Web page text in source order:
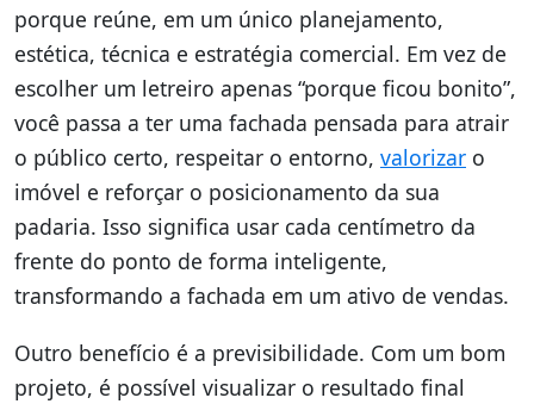
porque reúne, em um único planejamento,
estética, técnica e estratégia comercial. Em vez de
escolher um letreiro apenas “porque ficou bonito”,
você passa a ter uma fachada pensada para atrair
o público certo, respeitar o entorno, valorizar o
imóvel e reforçar o posicionamento da sua
padaria. Isso significa usar cada centímetro da
frente do ponto de forma inteligente,
transformando a fachada em um ativo de vendas.
Outro benefício é a previsibilidade. Com um bom
projeto, é possível visualizar o resultado final